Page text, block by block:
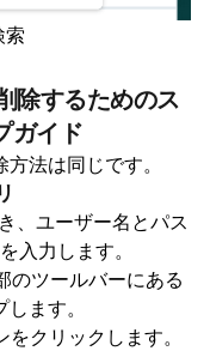
除するためのス
ガイド
法は同じです。
、ユーザー名とパス
入力します。
のツールバーにある
ます。
クリックします。